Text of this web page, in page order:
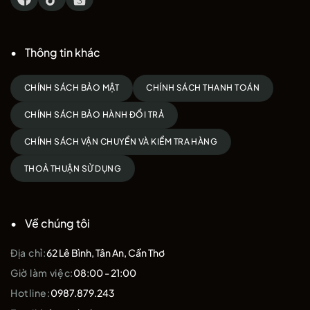
Thông tin khác
CHÍNH SÁCH BẢO MẬT CHÍNH SÁCH THANH TOÁN
CHÍNH SÁCH BẢO HÀNH ĐỔI TRẢ
CHÍNH SÁCH VẬN CHUYỂN VÀ KIỂM TRA HÀNG
THOẢ THUẬN SỬ DỤNG
Về chúng tôi
Địa chỉ:62 Lê Bình, Tân An, Cần Thơ
Giờ làm việc:08:00 - 21:00
Hotline:0987.879.243